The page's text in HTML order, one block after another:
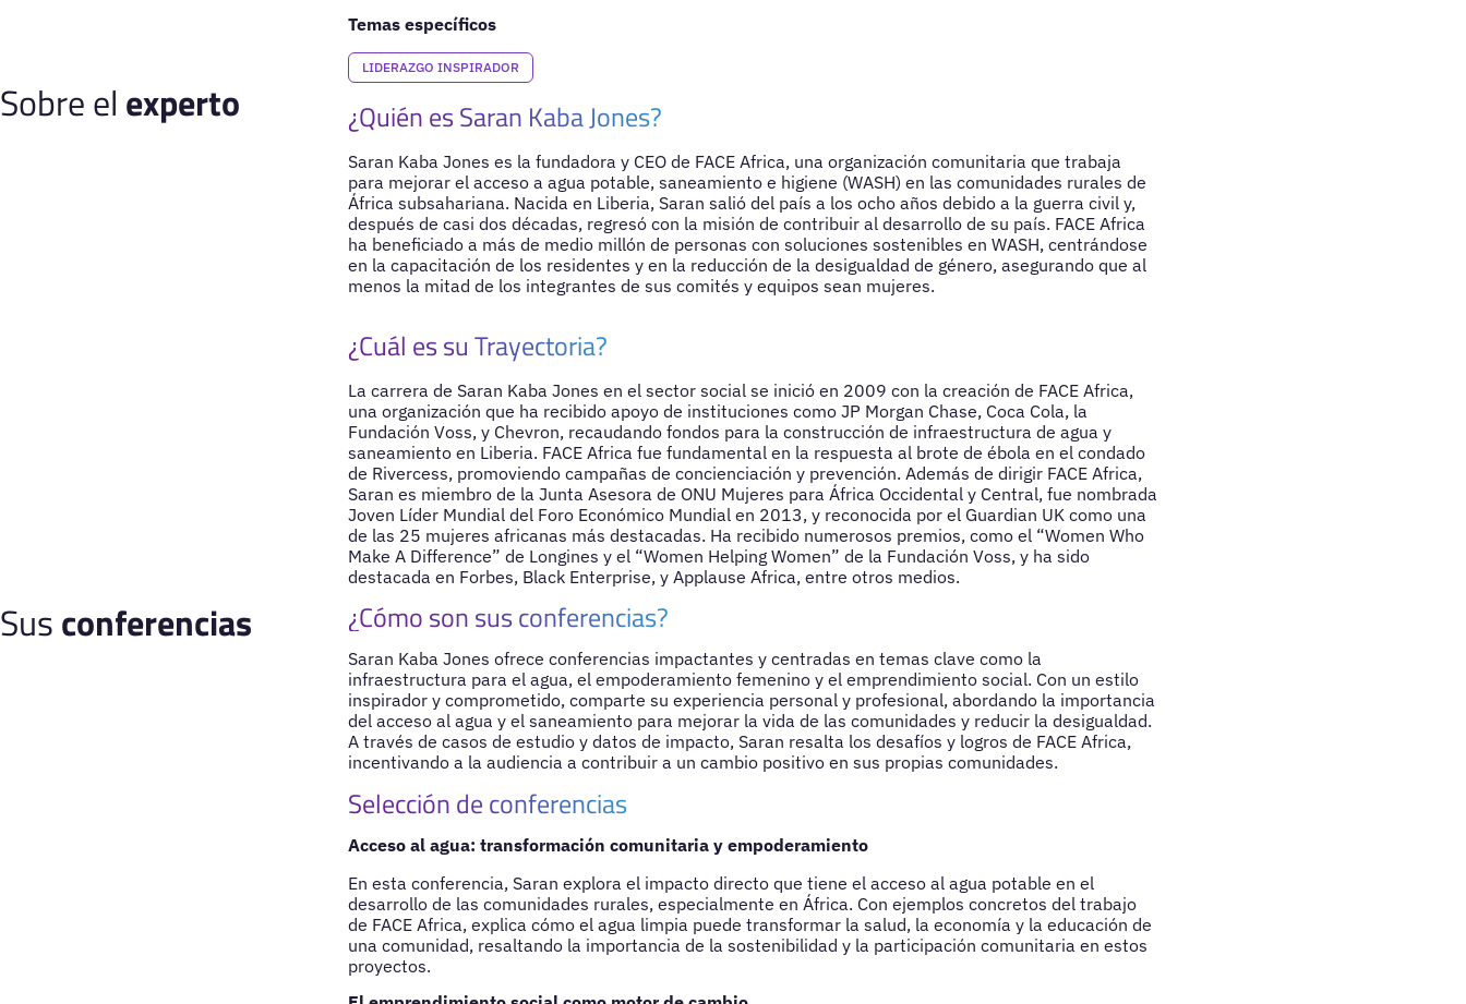
Temas específicos
LIDERAZGO INSPIRADOR
Sobre el experto ¿Quién es Saran Kaba Jones?
Saran Kaba Jones es la fundadora y CEO de FACE Africa, una organización comunitaria que trabaja
para mejorar el acceso a agua potable, saneamiento e higiene (WASH) en las comunidades rurales de
África subsahariana. Nacida en Liberia, Saran salió del país a los ocho años debido a la guerra civil y,
después de casi dos décadas, regresó con la misión de contribuir al desarrollo de su país. FACE Africa
ha beneficiado a más de medio millón de personas con soluciones sostenibles en WASH, centrándose
en la capacitación de los residentes y en la reducción de la desigualdad de género, asegurando que al
menos la mitad de los integrantes de sus comités y equipos sean mujeres.
¿Cuál es su Trayectoria?
La carrera de Saran Kaba Jones en el sector social se inició en 2009 con la creación de FACE Africa,
una organización que ha recibido apoyo de instituciones como JP Morgan Chase, Coca Cola, la
Fundación Voss, y Chevron, recaudando fondos para la construcción de infraestructura de agua y
saneamiento en Liberia. FACE Africa fue fundamental en la respuesta al brote de ébola en el condado
de Rivercess, promoviendo campañas de concienciación y prevención. Además de dirigir FACE Africa,
Saran es miembro de la Junta Asesora de ONU Mujeres para África Occidental y Central, fue nombrada
Joven Líder Mundial del Foro Económico Mundial en 2013, y reconocida por el Guardian UK como una
de las 25 mujeres africanas más destacadas. Ha recibido numerosos premios, como el “Women Who
Make A Difference” de Longines y el “Women Helping Women” de la Fundación Voss, y ha sido
destacada en Forbes, Black Enterprise, y Applause Africa, entre otros medios.
Susconferencias ¿Cómo son sus conferencias?
Saran Kaba Jones ofrece conferencias impactantes y centradas en temas clave como la
infraestructura para el agua, el empoderamiento femenino y el emprendimiento social. Con un estilo
inspirador y comprometido, comparte su experiencia personal y profesional, abordando la importancia
del acceso al agua y el saneamiento para mejorar la vida de las comunidades y reducir la desigualdad.
A través de casos de estudio y datos de impacto, Saran resalta los desafíos y logros de FACE Africa,
incentivando a la audiencia a contribuir a un cambio positivo en sus propias comunidades.
Selección de conferencias
Acceso al agua: transformación comunitaria y empoderamiento
En esta conferencia, Saran explora el impacto directo que tiene el acceso al agua potable en el
desarrollo de las comunidades rurales, especialmente en África. Con ejemplos concretos del trabajo
de FACE Africa, explica cómo el agua limpia puede transformar la salud, la economía y la educación de
una comunidad, resaltando la importancia de la sostenibilidad y la participación comunitaria en estos
proyectos.